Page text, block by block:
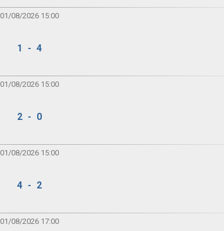
01/08/2026 15:00
1 - 4
01/08/2026 15:00
2 - 0
01/08/2026 15:00
4 - 2
01/08/2026 17:00